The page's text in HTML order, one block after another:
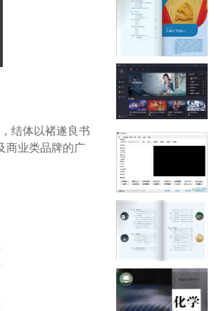
结体以褚遂良书
商业类品牌的广